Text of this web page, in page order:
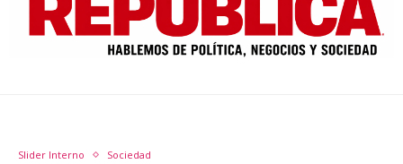
Slider Interno Sociedad